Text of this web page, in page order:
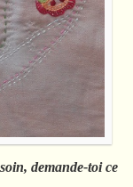
demande-toi ce